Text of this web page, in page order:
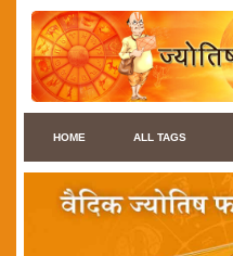
HOME ALL TAGS